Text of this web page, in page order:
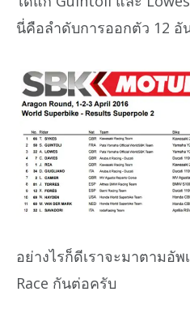
นี่คือลำดับการออกตัว 12
อย่างไรก็ดีเราจะมาตามอั
Race กันต่อครับ